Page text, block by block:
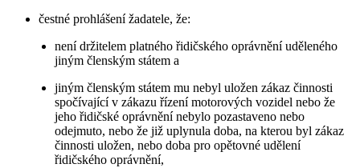
čestné prohlášení žadatele, že:
není držitelem platného řidičského oprávnění uděleného
jiným členským státem a
jiným členským státem mu nebyl uložen zákaz činnosti
spočívající v zákazu řízení motorových vozidel nebo že
jeho řidičské oprávnění nebylo pozastaveno nebo
odejmuto, nebo že již uplynula doba, na kterou byl zákaz
činnosti uložen, nebo doba pro opětovné udělení
řidičského oprávnění,